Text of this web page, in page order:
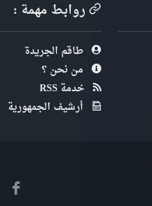
روابط مهمة :
طاقم الجريدة
من نحن ؟
خدمة RSS
أرشيف الجمهورية